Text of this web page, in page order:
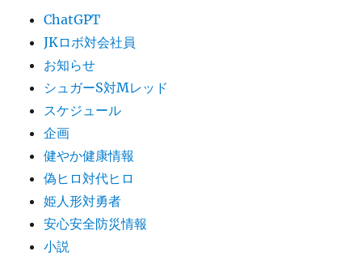
ChatGPT
JKロボ対会社員
お知らせ
シュガーS対Mレッド
スケジュール
企画
健やか健康情報
偽ヒロ対代ヒロ
姫人形対勇者
安心安全防災情報
小説